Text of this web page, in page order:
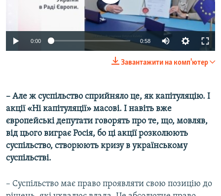
0:00 0:58
Завантажити на комп'ютер
– Але ж суспільство сприйняло це, як капітуляцію. І
акції «Ні капітуляції» масові. І навіть вже
європейські депутати говорять про те, що, мовляв,
від цього виграє Росія, бо ці акції розколюють
суспільство, створюють кризу в українському
суспільстві.
– Суспільство має право проявляти свою позицію до